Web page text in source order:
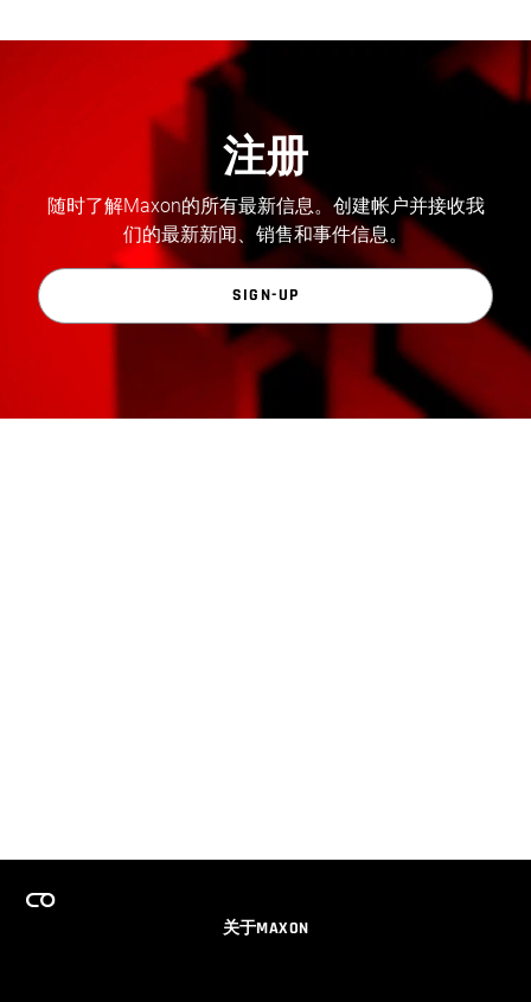
注册
随时了解Maxon的所有最新信息。创建帐户并接收我
们的最新新闻、销售和事件信息。
SIGN-UP
关于MAXON